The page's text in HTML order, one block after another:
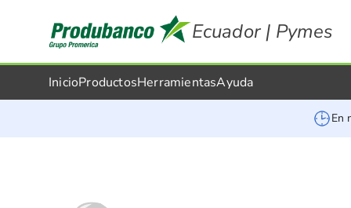
Ecuador | Pymes
InicioProductosHerramientasAyuda
En